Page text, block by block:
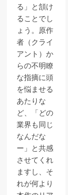
る」と頷け
ることでし
ょう。原作
者（クライ
アント）か
らの不明瞭
な指摘に頭
を悩ませる
あたりな
ど、「どの
業界も同じ
なんだな
ー」と共感
させてくれ
ますし、そ
れが何より